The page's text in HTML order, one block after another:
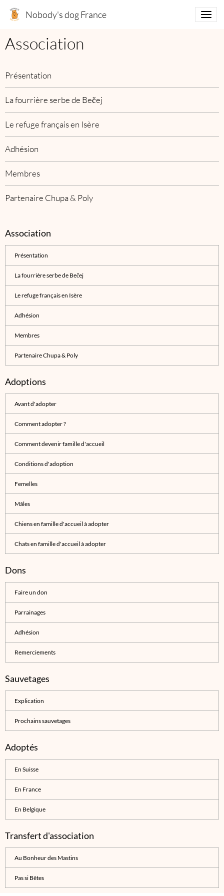
Nobody's dog France
Association
Présentation
La fourrière serbe de Bečej
Le refuge français en Isère
Adhésion
Membres
Partenaire Chupa & Poly
Association
Présentation
La fourrière serbe de Bečej
Le refuge français en Isère
Adhésion
Membres
Partenaire Chupa & Poly
Adoptions
Avant d'adopter
Comment adopter ?
Comment devenir famille d'accueil
Conditions d'adoption
Femelles
Mâles
Chiens en famille d'accueil à adopter
Chats en famille d'accueil à adopter
Dons
Faire un don
Parrainages
Adhésion
Remerciements
Sauvetages
Explication
Prochains sauvetages
Adoptés
En Suisse
En France
En Belgique
Transfert d'association
Au Bonheur des Mastins
Pas si Bêtes